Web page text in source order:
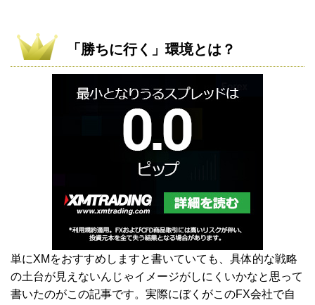
「勝ちに行く」環境とは？
単にXMをおすすめしますと書いていても、具体的な戦略
の土台が見えないんじゃイメージがしにくいかなと思って
書いたのがこの記事です。実際にぼくがこのFX会社で自